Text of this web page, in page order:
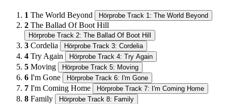
1 The World Beyond Hörprobe Track 1: The World Beyond
2 The Ballad Of Boot Hill
Hörprobe Track 2: The Ballad Of Boot Hill
3 Cordelia Hörprobe Track 3: Cordelia
4 Try Again Hörprobe Track 4: Try Again
5 Moving Hörprobe Track 5: Moving
6 I'm Gone Hörprobe Track 6: I'm Gone
7 I'm Coming Home Hörprobe Track 7: I'm Coming Home
8 Family Hörprobe Track 8: Family